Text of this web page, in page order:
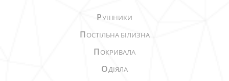
РУШНИКИ
ПОСТІЛЬНА БІЛИЗНА
ПОКРИВАЛА
ОДІЯЛА